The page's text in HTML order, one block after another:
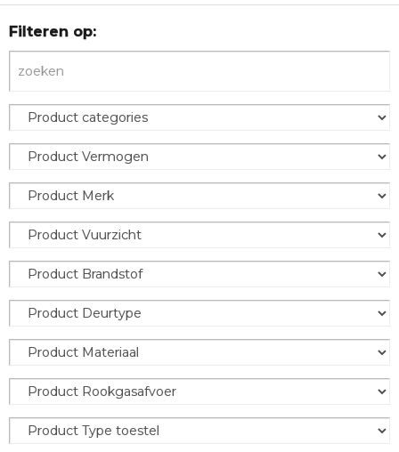
Filteren op: